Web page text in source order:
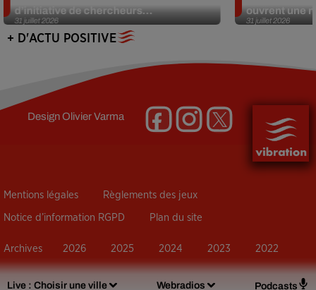
Live : Choisir une ville Webradios Podcasts
31 juillet 2026
d’initiative de chercheurs...
31 juillet 2026
ouvrent une
+ D'ACTU POSITIVE
DesignOlivier Varma
Mentions légales Règlements des jeux
Notice d’information RGPD Plan du site
Archives 2026 2025 2024 2023 2022